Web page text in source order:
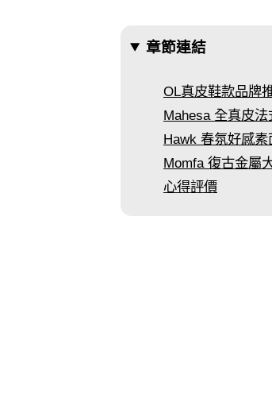
章節連結
OL真皮鞋款品牌
Mahesa 全真皮
Hawk 春氛好感
Momfa 復古金屬
心得評價